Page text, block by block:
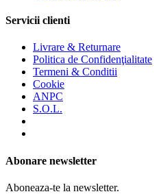
Servicii clienti
Livrare & Returnare
Politica de Confidenţialitate
Termeni & Conditii
Cookie
ANPC
S.O.L.
Abonare newsletter
Aboneaza-te la newsletter.